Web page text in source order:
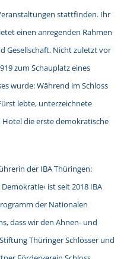
stattfinden. Ihr
einen anregenden Rahmen
Gesellschaft. Nicht zuletzt vor
zum Schauplatz eines
wurde: Während im Schloss
lebte, unterzeichnete
die erste demokratische
der IBA Thüringen:
ist seit 2018 IBA
der Nationalen
dass wir den Ahnen- und
Thüringer Schlösser und